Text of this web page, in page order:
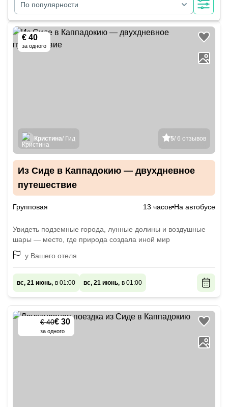
По популярности
€ 40
за одного
5/ 6 отзывов
Кристина/ Гид
Из Сиде в Каппадокию — двухдневное
путешествие
Групповая 13 часов На автобусе
Увидеть подземные города, лунные долины и воздушные
шары — место, где природа создала иной мир
у Вашего отеля
вс, 21 июнь, в 01:00 вс, 21 июнь, в 01:00
€ 40€ 30
за одного